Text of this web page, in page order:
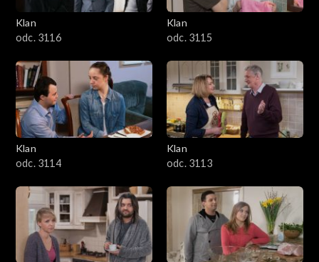
Klan
odc. 3116
Klan
odc. 3115
Klan
odc. 3114
Klan
odc. 3113